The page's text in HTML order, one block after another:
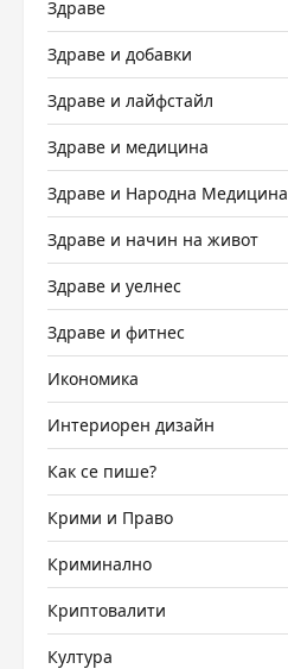
Здраве
Здраве и добавки
Здраве и лайфстайл
Здраве и медицина
Здраве и Народна Медицина
Здраве и начин на живот
Здраве и уелнес
Здраве и фитнес
Икономика
Интериорен дизайн
Как се пише?
Крими и Право
Криминално
Криптовалити
Култура